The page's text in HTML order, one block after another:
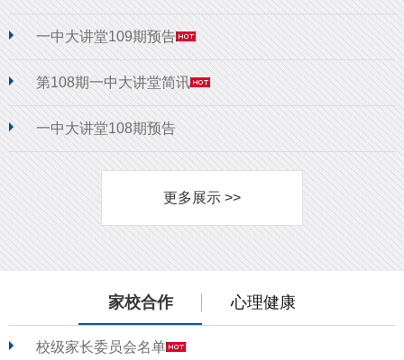
一中大讲堂109期预告
第108期一中大讲堂简讯
一中大讲堂108期预告
更多展示 >>
家校合作 心理健康
校级家长委员会名单